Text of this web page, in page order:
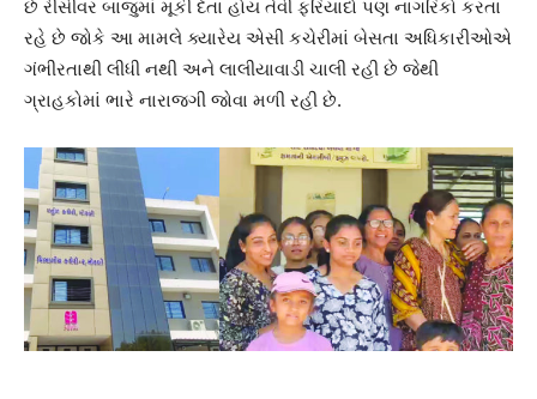
છે રીસીવર બાજુમાં મૂકી દેતા હોય તેવી ફરિયાદો પણ નાગરિકો કરતા
રહે છે જોકે આ મામલે ક્યારેય એસી કચેરીમાં બેસતા અધિકારીઓએ
ગંભીરતાથી લીધી નથી અને લાલીયાવાડી ચાલી રહી છે જેથી
ગ્રાહકોમાં ભારે નારાજગી જોવા મળી રહી છે.